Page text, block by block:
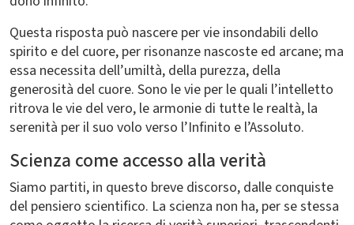
Questa risposta può nascere per vie insondabili dello
spirito e del cuore, per risonanze nascoste ed arcane; ma
essa necessita dell’umiltà, della purezza, della
generosità del cuore. Sono le vie per le quali l’intelletto
ritrova le vie del vero, le armonie di tutte le realtà, la
serenità per il suo volo verso l’Infinito e l’Assoluto.
Scienza come accesso alla verità
Siamo partiti, in questo breve discorso, dalle conquiste
del pensiero scientifico. La scienza non ha, per se stessa